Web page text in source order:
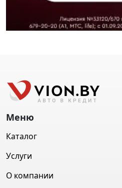
Меню
Каталог
Услуги
О компании